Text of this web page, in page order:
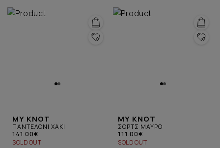
MY KNOT
ΠΑΝΤΕΛΟΝΙ ΧΑΚΙ
141.00€
SOLD OUT
MY KNOT
ΣΟΡΤΣ ΜΑΥΡΟ
111.00€
SOLD OUT